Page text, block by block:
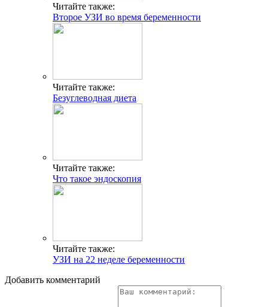
Читайте также:
Второе УЗИ во время беременности
Читайте также:
Безуглеводная диета
Читайте также:
Что такое эндоскопия
Читайте также:
УЗИ на 22 неделе беременности
Добавить комментарий